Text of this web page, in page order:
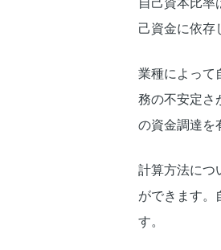
自己資本比率
己資金に依存
業種によって
務の不安定さ
の資金調達を
計算方法につ
ができます。
す。